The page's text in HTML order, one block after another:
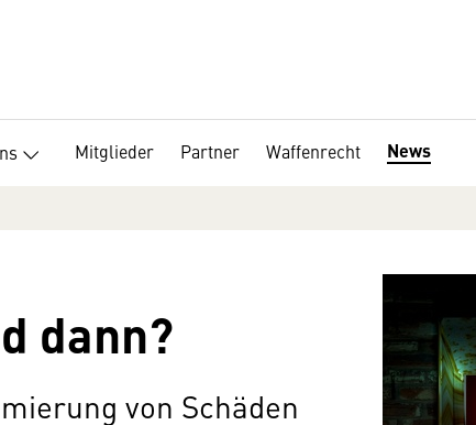
Mitglieder Partner Waffenrecht News
dann?
von Schäden